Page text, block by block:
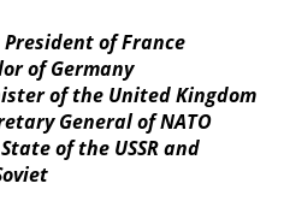
President of France
of Germany
of the United Kingdom
General of NATO
of the USSR and